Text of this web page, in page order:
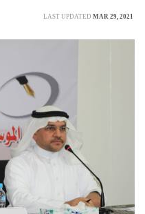
LAST UPDATED MAR 29, 2021